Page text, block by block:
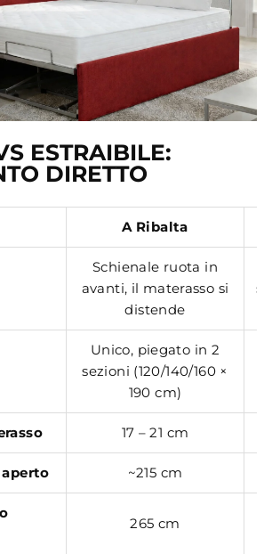
ESTRAIBILE:
DIRETTO
A Ribalta
Schienale ruota in
avanti, il materasso si
distende
Unico, piegato in 2
sezioni (120/140/160 ×
190 cm)
17 – 21 cm
~215 cm
265 cm